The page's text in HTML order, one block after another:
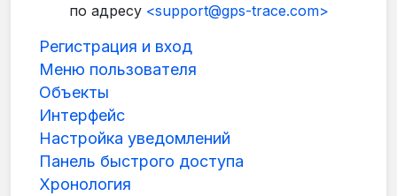
по адресу<support@gps-trace.com>
Регистрация и вход
Меню пользователя
Объекты
Интерфейс
Настройка уведомлений
Панель быстрого доступа
Хронология